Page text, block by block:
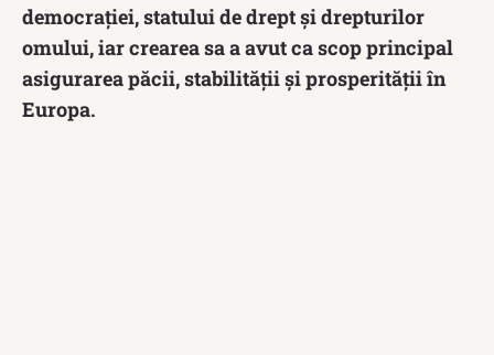
democrației, statului de drept și drepturilor
omului, iar crearea sa a avut ca scop principal
asigurarea păcii, stabilității și prosperității în
Europa.